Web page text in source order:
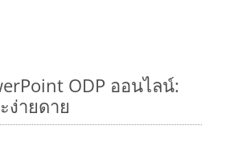
ODP ออนไลน์:
ง่ายดาย